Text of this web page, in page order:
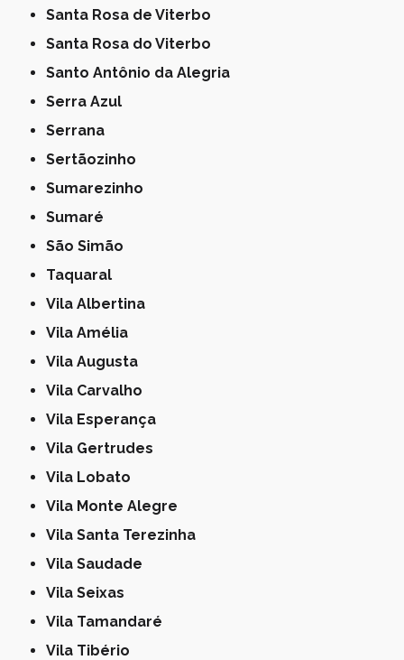
Santa Rosa de Viterbo
Santa Rosa do Viterbo
Santo Antônio da Alegria
Serra Azul
Serrana
Sertãozinho
Sumarezinho
Sumaré
São Simão
Taquaral
Vila Albertina
Vila Amélia
Vila Augusta
Vila Carvalho
Vila Esperança
Vila Gertrudes
Vila Lobato
Vila Monte Alegre
Vila Santa Terezinha
Vila Saudade
Vila Seixas
Vila Tamandaré
Vila Tibério